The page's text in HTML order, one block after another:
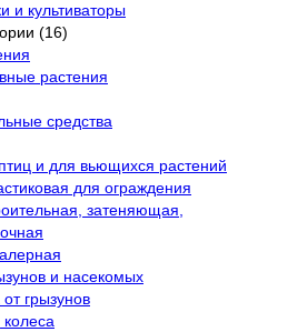
и культиваторы
(16)
растения
средства
и для вьющихся растений
для ограждения
затеняющая,
и насекомых
грызунов
колеса